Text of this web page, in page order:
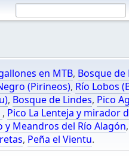
en MTB, Bosque de
(Pirineos), Río Lobos
, Bosque de Lindes, Pico
, Pico La Lenteja y mirador
y Meandros del Río Alagón,
, Peña el Vientu.